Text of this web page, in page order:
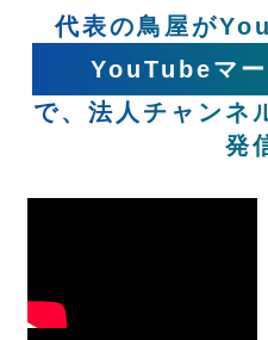
代表の鳥屋が
YouTubeマ
で、法人チャンネ
発